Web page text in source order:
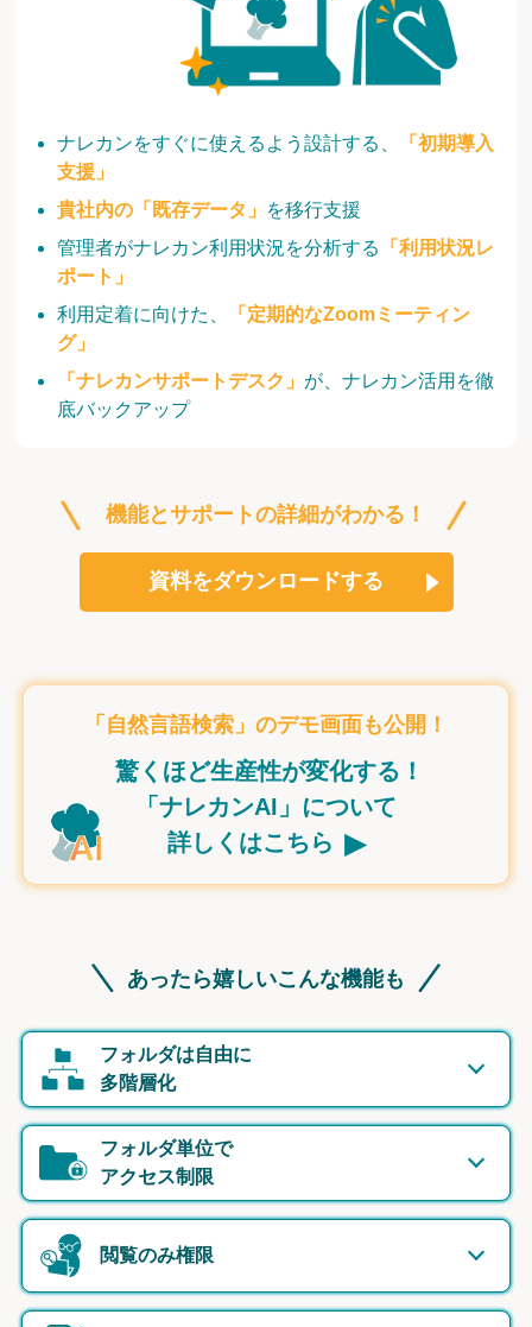
ナレカンをすぐに使えるよう設計する、
「初期導入
支援」
貴社内の「既存データ」 を移行支援
管理者がナレカン利用状況を分析する
「利用状況レ
ポート」
利用定着に向けた、
「定期的なZoomミーティン
グ」
「ナレカンサポートデスク」 が、ナレカン活用を徹
底バックアップ
機能とサポートの詳細がわかる！
資料をダウンロードする
「自然言語検索」のデモ画面も公開！
驚くほど生産性が変化する！
「ナレカンAI」について
詳しくはこちら ▸
あったら嬉しいこんな機能も
フォルダは自由に
多階層化
フォルダ単位で
アクセス制限
閲覧のみ権限